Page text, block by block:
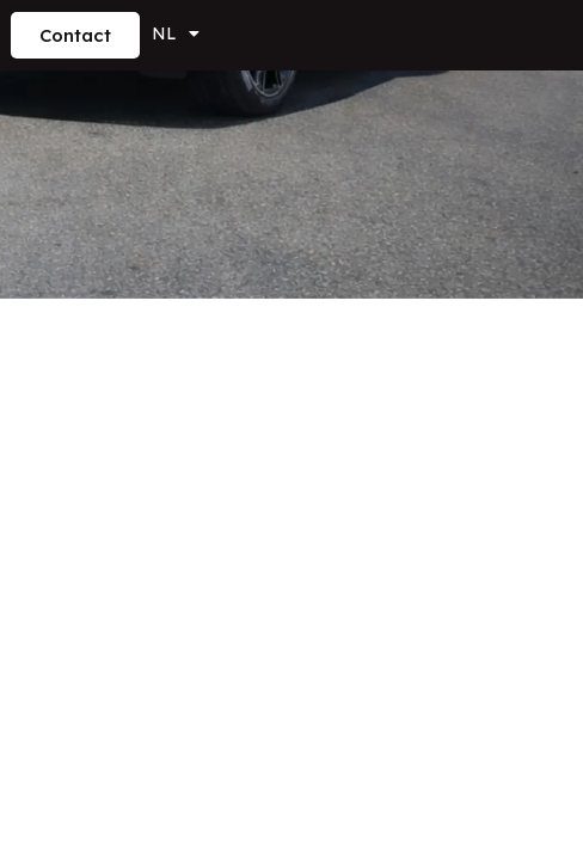
Contact NL